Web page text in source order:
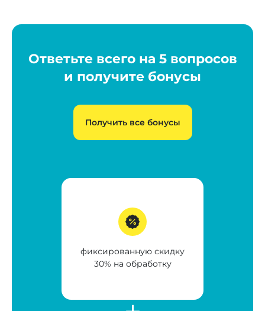
Ответьте всего на 5 вопросов
и получите бонусы
Получить все бонусы
фиксированную скидку
30% на обработку